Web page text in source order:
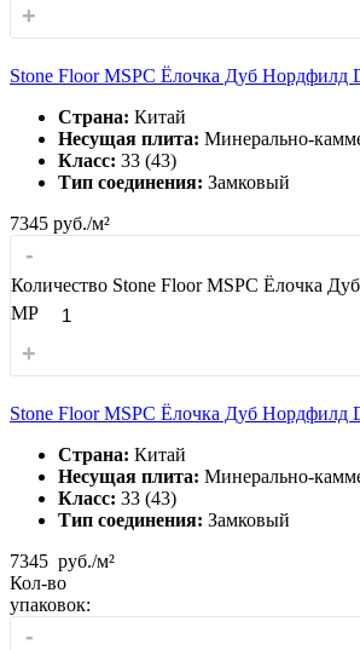
+
Stone Floor MSPC Ёлочка Дуб Нордфилд
Страна: Китай
Несущая плита: Минерально-
Класс: 33 (43)
Тип соединения: Замковый
7345 руб./м²
-
Количество Stone Floor MSPC Ёлочка
MP
+
Stone Floor MSPC Ёлочка Дуб Нордфилд
Страна: Китай
Несущая плита: Минерально-
Класс: 33 (43)
Тип соединения: Замковый
7345 руб./м²
Кол-во
упаковок:
-